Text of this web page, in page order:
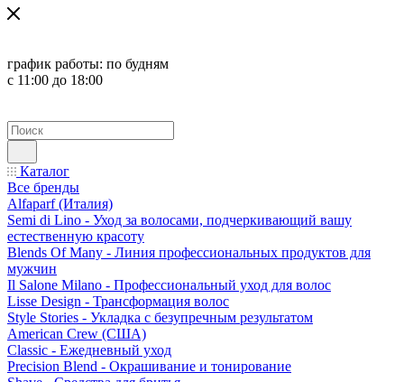
график работы: по будням
с 11:00 до 18:00
Каталог
Все бренды
Alfaparf (Италия)
Semi di Lino - Уход за волосами, подчеркивающий вашу
естественную красоту
Blends Of Many - Линия профессиональных продуктов для
мужчин
Il Salone Milano - Профессиональный уход для волос
Lisse Design - Трансформация волос
Style Stories - Укладка с безупречным результатом
American Crew (США)
Classic - Ежедневный уход
Precision Blend - Окрашивание и тонирование